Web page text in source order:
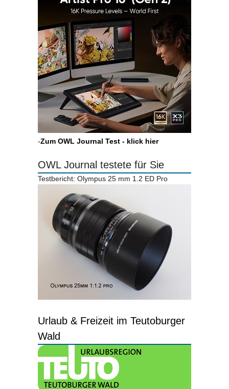
-Zum OWL Journal Test - klick hier
OWL Journal testete für Sie
Testbericht: Olympus 25 mm 1.2 ED Pro
Urlaub & Freizeit im Teutoburger
Wald